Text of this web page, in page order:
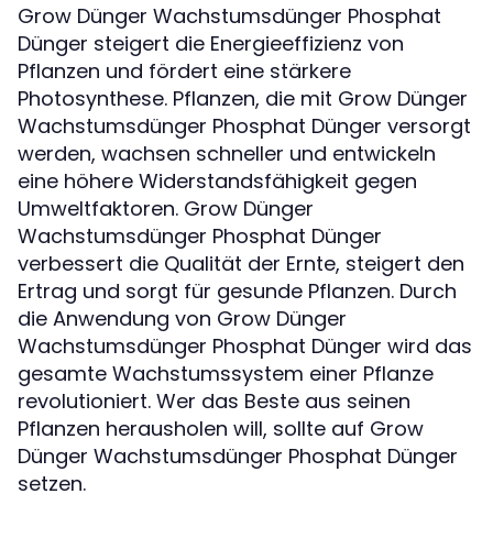
Grow Dünger Wachstumsdünger Phosphat
Dünger steigert die Energieeffizienz von
Pflanzen und fördert eine stärkere
Photosynthese. Pflanzen, die mit Grow Dünger
Wachstumsdünger Phosphat Dünger versorgt
werden, wachsen schneller und entwickeln
eine höhere Widerstandsfähigkeit gegen
Umweltfaktoren. Grow Dünger
Wachstumsdünger Phosphat Dünger
verbessert die Qualität der Ernte, steigert den
Ertrag und sorgt für gesunde Pflanzen. Durch
die Anwendung von Grow Dünger
Wachstumsdünger Phosphat Dünger wird das
gesamte Wachstumssystem einer Pflanze
revolutioniert. Wer das Beste aus seinen
Pflanzen herausholen will, sollte auf Grow
Dünger Wachstumsdünger Phosphat Dünger
setzen.